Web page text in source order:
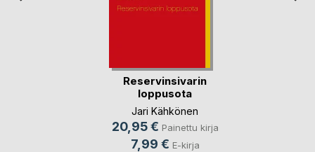
Reservinsivarin
loppusota
Jari Kähkönen
20,95 € Painettu kirja
7,99 € E-kirja